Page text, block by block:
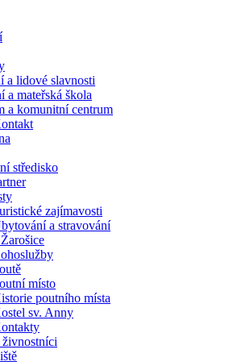
a lidové slavnosti
a mateřská škola
a komunitní centrum
středisko
zajímavosti
a stravování
místo
poutního místa
sv. Anny